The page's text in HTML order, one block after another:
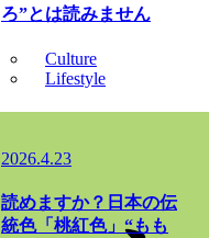
ろ”とは読みません
Culture
Lifestyle
2026.4.23
読めますか？日本の伝
統色「桃紅色」“もも